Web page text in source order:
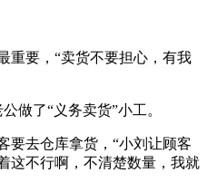
要，“卖货不要担心，有我
了“义务卖货”小工。
去仓库拿货，“小刘让顾客
这不行啊，不清楚数量，我就